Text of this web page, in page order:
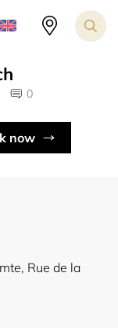
0
now
Rue de la